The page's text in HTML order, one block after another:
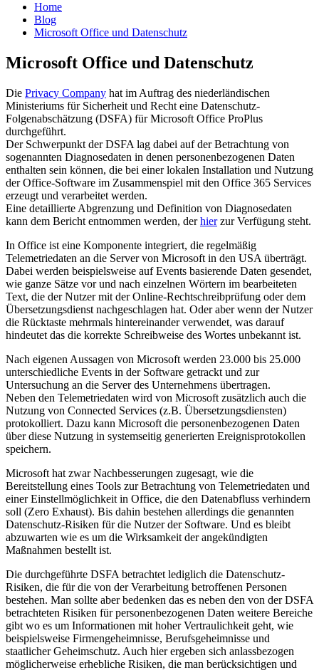
Home
Blog
Microsoft Office und Datenschutz
Microsoft Office und Datenschutz
Die Privacy Company hat im Auftrag des niederländischen
Ministeriums für Sicherheit und Recht eine Datenschutz-
Folgenabschätzung (DSFA) für Microsoft Office ProPlus
durchgeführt.
Der Schwerpunkt der DSFA lag dabei auf der Betrachtung von
sogenannten Diagnosedaten in denen personenbezogenen Daten
enthalten sein können, die bei einer lokalen Installation und Nutzung
der Office-Software im Zusammenspiel mit den Office 365 Services
erzeugt und verarbeitet werden.
Eine detaillierte Abgrenzung und Definition von Diagnosedaten
kann dem Bericht entnommen werden, derhierzur Verfügung steht.
In Office ist eine Komponente integriert, die regelmäßig
Telemetriedaten an die Server von Microsoft in den USA überträgt.
Dabei werden beispielsweise auf Events basierende Daten gesendet,
wie ganze Sätze vor und nach einzelnen Wörtern im bearbeiteten
Text, die der Nutzer mit der Online-Rechtschreibprüfung oder dem
Übersetzungsdienst nachgeschlagen hat. Oder aber wenn der Nutzer
die Rücktaste mehrmals hintereinander verwendet, was darauf
hindeutet das die korrekte Schreibweise des Wortes unbekannt ist.
Nach eigenen Aussagen von Microsoft werden 23.000 bis 25.000
unterschiedliche Events in der Software getrackt und zur
Untersuchung an die Server des Unternehmens übertragen.
Neben den Telemetriedaten wird von Microsoft zusätzlich auch die
Nutzung von Connected Services (z.B. Übersetzungsdiensten)
protokolliert. Dazu kann Microsoft die personenbezogenen Daten
über diese Nutzung in systemseitig generierten Ereignisprotokollen
speichern.
Microsoft hat zwar Nachbesserungen zugesagt, wie die
Bereitstellung eines Tools zur Betrachtung von Telemetriedaten und
einer Einstellmöglichkeit in Office, die den Datenabfluss verhindern
soll (Zero Exhaust). Bis dahin bestehen allerdings die genannten
Datenschutz-Risiken für die Nutzer der Software. Und es bleibt
abzuwarten wie es um die Wirksamkeit der angekündigten
Maßnahmen bestellt ist.
Die durchgeführte DSFA betrachtet lediglich die Datenschutz-
Risiken, die für die von der Verarbeitung betroffenen Personen
bestehen. Man sollte aber bedenken das es neben den von der DSFA
betrachteten Risiken für personenbezogenen Daten weitere Bereiche
gibt wo es um Informationen mit hoher Vertraulichkeit geht, wie
beispielsweise Firmengeheimnisse, Berufsgeheimnisse und
staatlicher Geheimschutz. Auch hier ergeben sich anlassbezogen
möglicherweise erhebliche Risiken, die man berücksichtigen und